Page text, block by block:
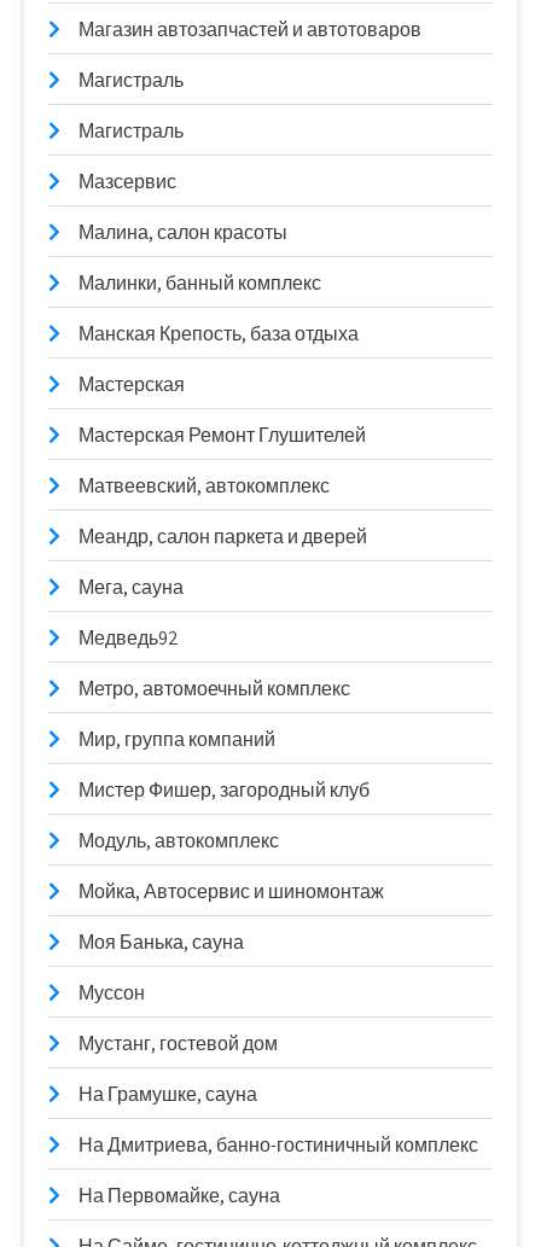
Магазин автозапчастей и автотоваров
Магистраль
Магистраль
Мазсервис
Малина, салон красоты
Малинки, банный комплекс
Манская Крепость, база отдыха
Мастерская
Мастерская Ремонт Глушителей
Матвеевский, автокомплекс
Меандр, салон паркета и дверей
Мега, сауна
Медведь92
Метро, автомоечный комплекс
Мир, группа компаний
Мистер Фишер, загородный клуб
Модуль, автокомплекс
Мойка, Автосервис и шиномонтаж
Моя Банька, сауна
Муссон
Мустанг, гостевой дом
На Грамушке, сауна
На Дмитриева, банно-гостиничный комплекс
На Первомайке, сауна